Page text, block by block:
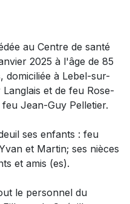
au Centre de santé
2025 à l'âge de 85
domiciliée à Lebel-sur-
et de feu Rose-
Jean-Guy Pelletier.
ses enfants : feu
et Martin; ses nièces
et amis (es).
le personnel du